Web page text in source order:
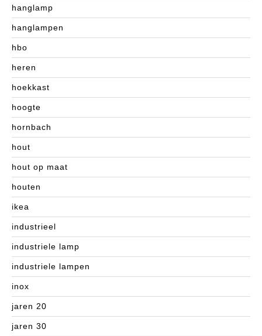
hanglamp
hanglampen
hbo
heren
hoekkast
hoogte
hornbach
hout
hout op maat
houten
ikea
industrieel
industriele lamp
industriele lampen
inox
jaren 20
jaren 30